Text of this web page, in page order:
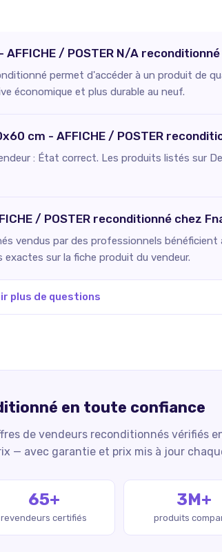
/ POSTER N/A reconditionné
permet d'accéder à un produit de
économique et plus durable au neuf.
cm - AFFICHE / POSTER
: État correct. Les produits listés sur
/ POSTER reconditionné chez
vendus par des professionnels bénéficient
sur la fiche produit du vendeur.
plus de questions
en toute confiance
de vendeurs reconditionnés vérifiés
— avec garantie et prix mis à jour
65+
revendeurs certifiés
3M+
produits